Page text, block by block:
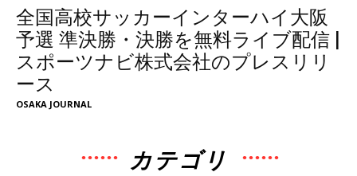
全国高校サッカーインターハイ大阪
予選 準決勝・決勝を無料ライブ配信 |
スポーツナビ株式会社のプレスリリ
ース
OSAKA JOURNAL
カテゴリ